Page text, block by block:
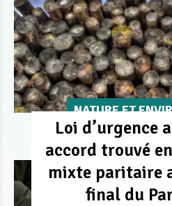
NATURE ET
Loi d’urgence
accord trouvé
mixte paritaire
final du